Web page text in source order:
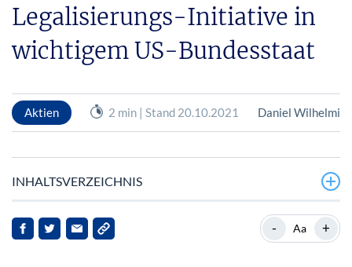
Legalisierungs-Initiative in
wichtigem US-Bundesstaat
Aktien 2 min | Stand 20.10.2021 Daniel Wilhelmi
INHALTSVERZEICHNIS
Positive Cannabis-Nachrichten in Deutschland und den
USA
- Aa +